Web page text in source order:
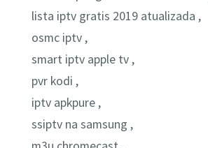
lista iptv gratis 2019 atualizada ,
osmc iptv ,
smart iptv apple tv ,
pvr kodi ,
iptv apkpure ,
ssiptv na samsung ,